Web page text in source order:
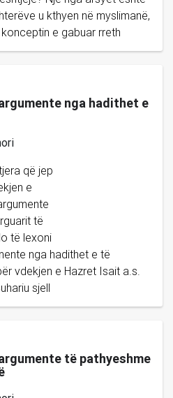
u kthyen në myslimanë,
e gabuar rreth
nga hadithet e
që jep
e
të
të lexoni
nga hadithet e të
vdekjen e Hazret Isait a.s.
sjell
të pathyeshme